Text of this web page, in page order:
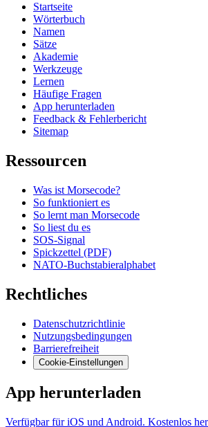
Startseite
Wörterbuch
Namen
Sätze
Akademie
Werkzeuge
Lernen
Häufige Fragen
App herunterladen
Feedback & Fehlerbericht
Sitemap
Ressourcen
Was ist Morsecode?
So funktioniert es
So lernt man Morsecode
So liest du es
SOS-Signal
Spickzettel (PDF)
NATO-Buchstabieralphabet
Rechtliches
Datenschutzrichtlinie
Nutzungsbedingungen
Barrierefreiheit
Cookie-Einstellungen
App herunterladen
Verfügbar für iOS und Android. Kostenlos